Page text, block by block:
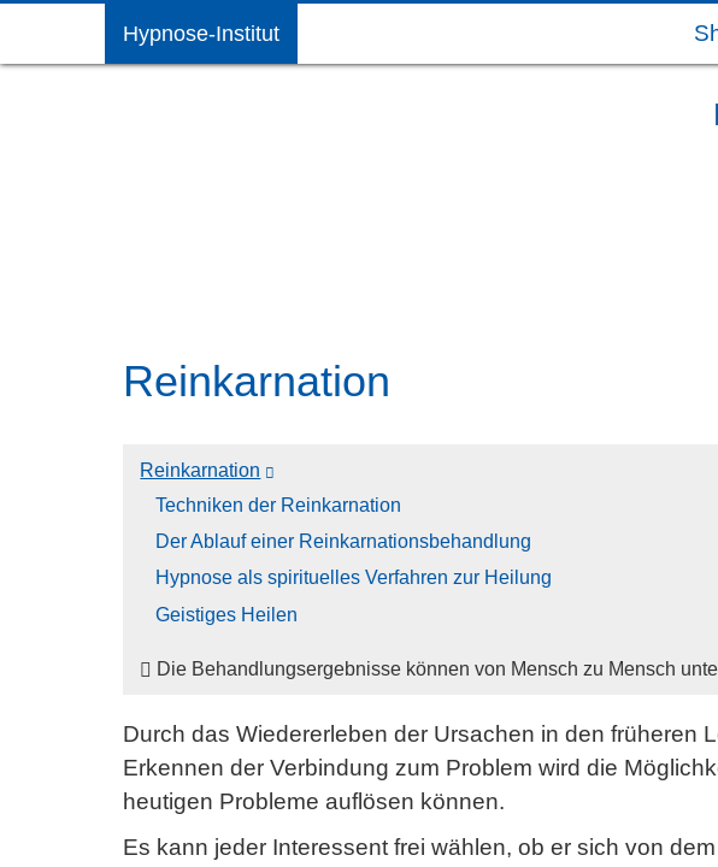
Hypnose-Institut
Reinkarnation
Reinkarnation
Techniken der Reinkarnation
Der Ablauf einer Reinkarnationsbehandlung
Hypnose als spirituelles Verfahren zur Heilung
Geistiges Heilen
Die Behandlungsergebnisse können von Mensch zu Mensch
Durch das Wiedererleben der Ursachen in den früheren
Erkennen der Verbindung zum Problem wird die
heutigen Probleme auflösen können.
Es kann jeder Interessent frei wählen, ob er sich von